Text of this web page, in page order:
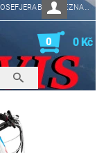
0 0 Kč